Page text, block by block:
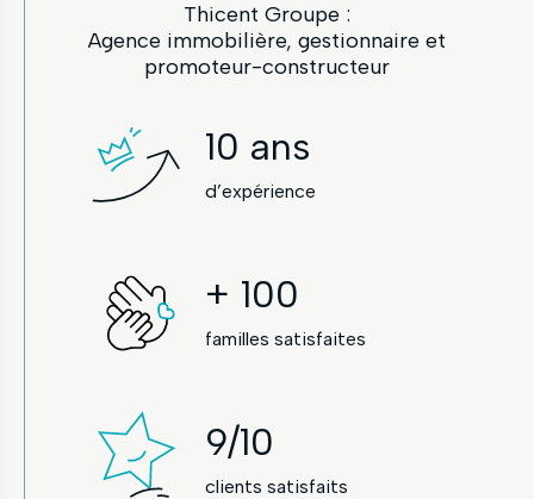
Thicent Groupe :
Agence immobilière, gestionnaire et
promoteur-constructeur
10 ans
d’expérience
+ 100
familles satisfaites
9/10
clients satisfaits